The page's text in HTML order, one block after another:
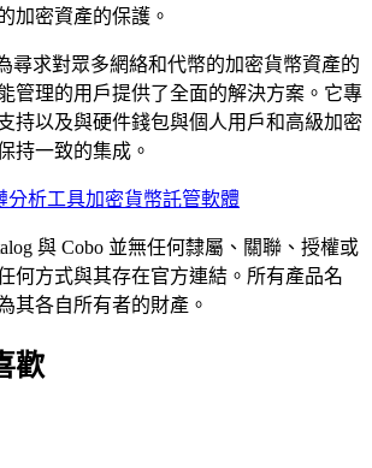
加密資產的保護。
尋求對眾多網絡和代幣的加密貨幣資產的
管理的用戶提供了全面的解決方案。它專
持以及與硬件錢包與個人用戶和高級加密
持一致的集成。
分析工具加密貨幣託管軟體
與 Cobo 並無任何隸屬、關聯、授權或
何方式與其存在官方連結。所有產品名
其各自所有者的財產。
歡